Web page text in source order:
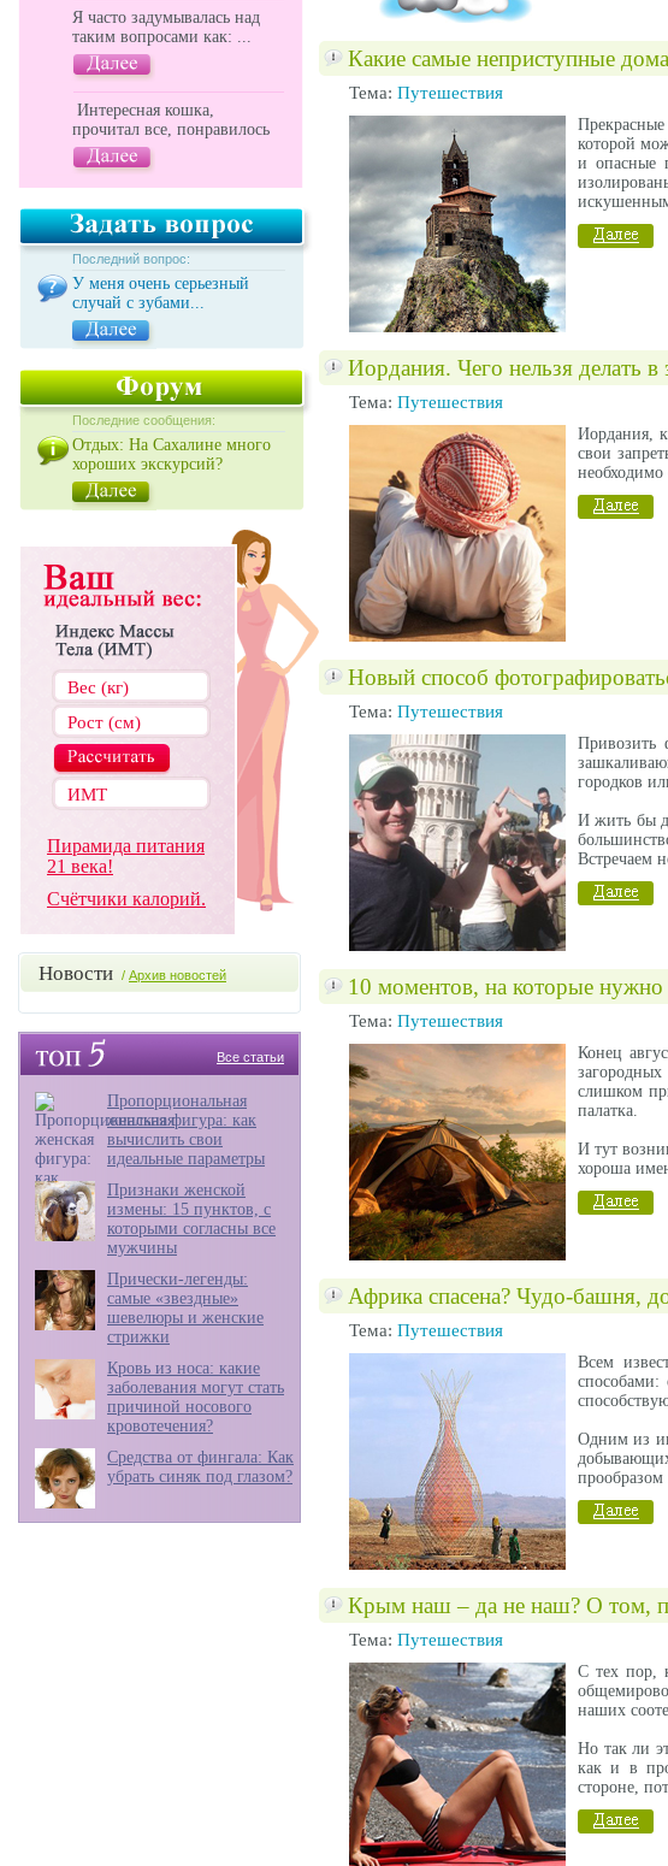
Я часто задумывалась над
таким вопросами как: ...
Интересная кошка,
прочитал все, понравилось
Последний вопрос:
У меня очень серьезный
случай с зубами...
Последние сообщения:
Отдых: На Сахалине много
хороших экскурсий?
Пирамида питания
21 века!
Счётчики калорий.
Новости / Архив новостей
Все статьи
Пропорциональная
женская фигура: как
вычислить свои
идеальные параметры
Признаки женской
измены: 15 пунктов, с
которыми согласны все
мужчины
Прически-легенды:
самые «звездные»
шевелюры и женские
стрижки
Кровь из носа: какие
заболевания могут стать
причиной носового
кровотечения?
Средства от фингала: Как
убрать синяк под глазом?
Какие самые неприступные
Тема: Путешествия
которой
и опасные
искушенным
Иордания. Чего нельзя делать в
Тема: Путешествия
Иордания,
свои
Новый способ
Тема: Путешествия
Привозить
городков
И жить бы
Встречаем
10 моментов, на которые нужно
Тема: Путешествия
Конец
слишком
палатка.
И тут
хороша
Африка спасена? Чудо-башня,
Тема: Путешествия
Всем
Одним из
прообразом
Крым наш – да не наш? О том,
Тема: Путешествия
С тех пор,
наших
Но так ли
как и в
стороне,